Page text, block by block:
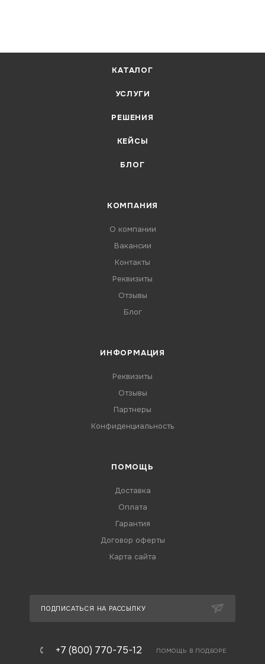
КАТАЛОГ
УСЛУГИ
РЕШЕНИЯ
КЕЙСЫ
БЛОГ
КОМПАНИЯ
О компании
Вакансии
Контакты
Реквизиты
Отзывы
Блог
ИНФОРМАЦИЯ
Реквизиты
Отзывы
Партнеры
Конфиденциальность
ПОМОЩЬ
Доставка
Оплата
Гарантия
Договор оферты
Карта сайта
ПОДПИСАТЬСЯ НА РАССЫЛКУ
+7 (800) 770-75-12 ПОМОЩЬ В ПОДБОРЕ